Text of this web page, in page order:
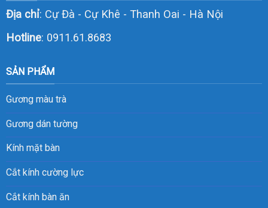
Địa chỉ: Cự Đà - Cự Khê - Thanh Oai - Hà Nội
Hotline: 0911.61.8683
SẢN PHẨM
Gương màu trà
Gương dán tường
Kính mặt bàn
Cắt kính cường lực
Cắt kính bàn ăn